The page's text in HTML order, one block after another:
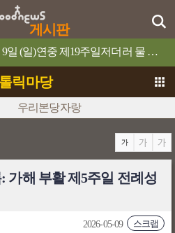
게시판
중 제19주일저더러 물 위로 걸어오라고 명령하십시오.
릭마당
우리본당자랑
가해 부활 제5주일 전례성
스크랩
2026-05-09